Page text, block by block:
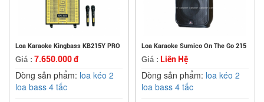
Loa Karaoke Kingbass KB215Y PRO
Giá : 7.650.000 đ
Dòng sản phẩm: loa kéo 2
loa bass 4 tấc
Loa Karaoke Sumico On The Go 215
Giá : Liên Hệ
Dòng sản phẩm: loa kéo 2
loa bass 4 tấc